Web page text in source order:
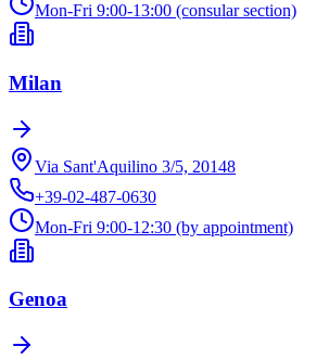
Mon-Fri 9:00-13:00 (consular section)
Milan
Via Sant'Aquilino 3/5, 20148
+39-02-487-0630
Mon-Fri 9:00-12:30 (by appointment)
Genoa